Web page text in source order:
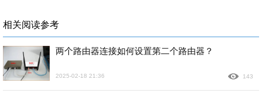
相关阅读参考
两个路由器连接如何设置第二个路由器？
2025-02-18 21:36 143